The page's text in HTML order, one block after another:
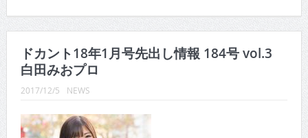
ドカント18年1月号先出し情報 184号 vol.3
白田みおプロ
2017/12/5 NEWS